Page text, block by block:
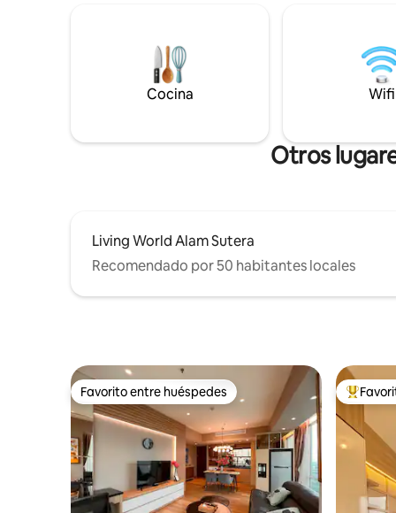
gratuito para móviles 2 toallas
Perlengkapan mandi Aparcamiento
gratuito Almohada extra Vista a la ciudad
completo y parkit mewah
equipo
Cocina Wifi
Otros
Living World Alam Sutera
Recomendado por 50 habitantes locales
Favorito entre huéspedes
Favorito entre huéspedes De los